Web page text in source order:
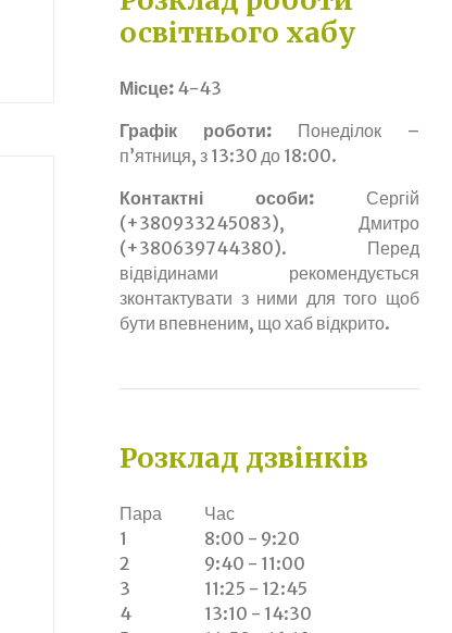
освітнього хабу
Місце: 4-43
Графік роботи: Понеділок –
п’ятниця, з 13:30 до 18:00.
Контактні особи: Сергій
(+380933245083), Дмитро
(+380639744380). Перед
відвідинами рекомендується
зконтактувати з ними для того щоб
бути впевненим, що хаб відкрито.
Розклад дзвінків
Пара
Час
1
8:00 - 9:20
2
9:40 - 11:00
3
11:25 - 12:45
4
13:10 - 14:30